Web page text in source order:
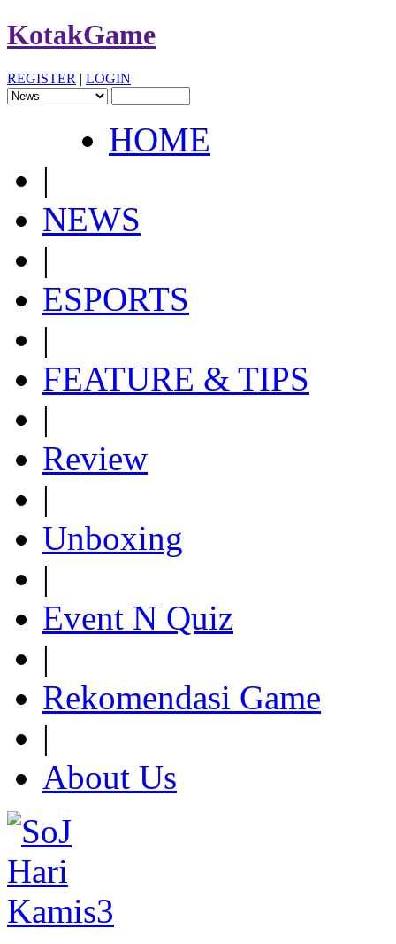
KotakGame
REGISTER | LOGIN
HOME
|
NEWS
|
ESPORTS
|
FEATURE & TIPS
|
Review
|
Unboxing
|
Event N Quiz
|
Rekomendasi Game
|
About Us